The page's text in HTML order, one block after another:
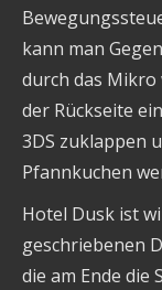
kann man
durch das Mikro
der Rückseite
3DS zuklappen
Pfannkuchen
Hotel Dusk ist
geschriebenen
die am Ende die